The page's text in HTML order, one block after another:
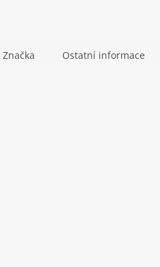
Značka Ostatní informace